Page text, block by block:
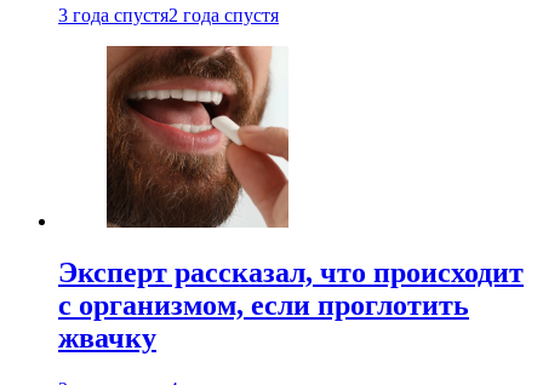
3 года спустя2 года спустя
Эксперт рассказал, что происходит
с организмом, если проглотить
жвачку